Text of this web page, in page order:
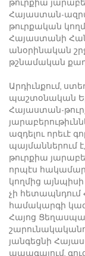
Հայաստան-
թուրքական
Հայաստանի
անօրինական
թշնամական
Արդիւնքում,
պաշտօնական
Հայաստան-
ազդելու որեւէ
պայմաններում
թուրքիա
որպէս
կողմից
չի
համակարգի
Հայոց
յանգեցնի
ապագայում,